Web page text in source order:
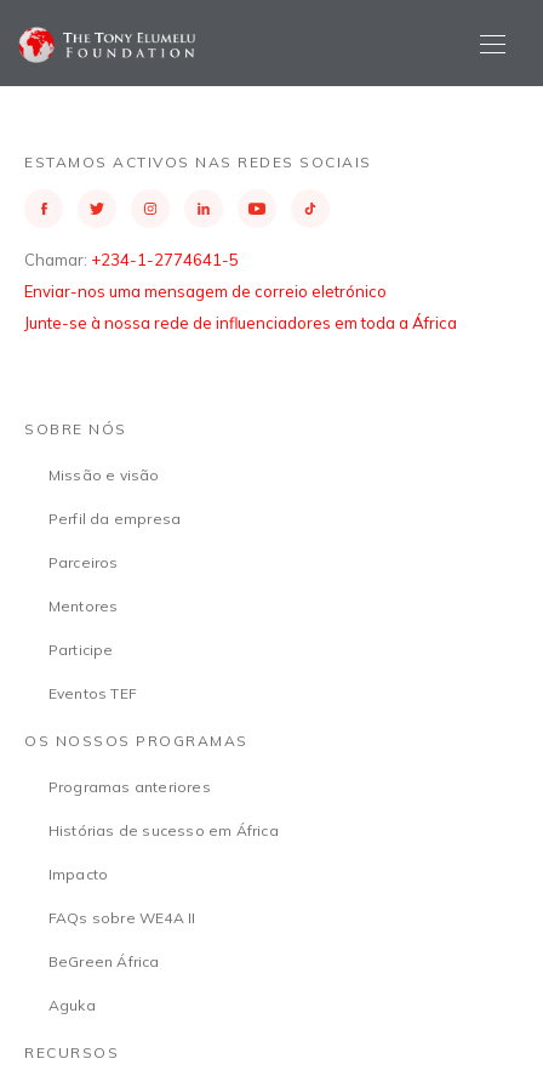
ESTAMOS ACTIVOS NAS REDES SOCIAIS
Chamar: +234-1-2774641-5
Enviar-nos uma mensagem de correio eletrónico
Junte-se à nossa rede de influenciadores em toda a África
SOBRE NÓS
Missão e visão
Perfil da empresa
Parceiros
Mentores
Participe
Eventos TEF
OS NOSSOS PROGRAMAS
Programas anteriores
Histórias de sucesso em África
Impacto
FAQs sobre WE4A II
BeGreen África
Aguka
RECURSOS